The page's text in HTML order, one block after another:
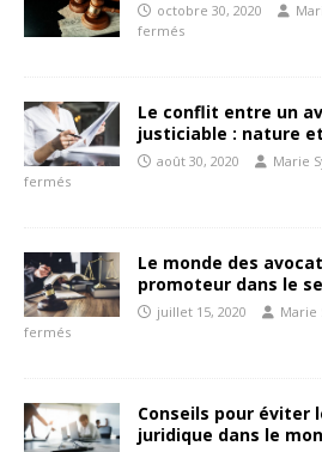
octobre 30, 2020
fermés
Le conflit entre un
justiciable : nature
août 30, 2020 Marie
fermés
Le monde des
promoteur dans le
juillet 15, 2020 Marie
fermés
Conseils pour éviter
juridique dans le